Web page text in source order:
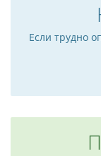
Если трудно